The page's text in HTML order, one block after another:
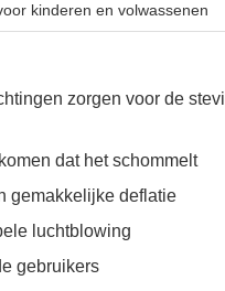
kinderen en volwassenen
zorgen voor de
dat het schommelt
gemakkelijke deflatie
luchtblowing
gebruikers